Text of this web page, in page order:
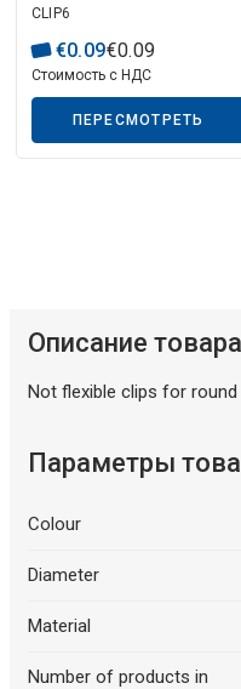
Описание искусственного интеллекта
Описание искусственного интеллекта
CLIP6
€0.09€0.09
Стоимость с НДС
ПЕРЕСМОТРЕТЬ
Описание
Not flexible clips for round
Параметры
Colour
Diameter
Material
Number of products in